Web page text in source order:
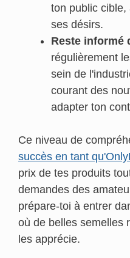
ton public
ses désirs.
Reste informé
régulièrement
sein de
courant des
adapter ton
Ce niveau de
succès en tant
prix de tes produits
demandes des
prépare-toi à entrer
où de belles semelles
les apprécie.